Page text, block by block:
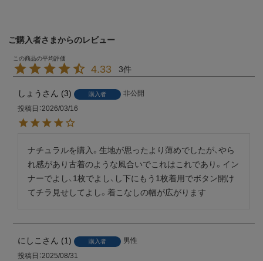
ご購入者さまからのレビュー
4.33 3
しょう 3 購入者
非公開
投稿日 2026/03/16
ナチュラルを購入。生地が思ったより薄めでしたが、やら
れ感があり古着のような風合いでこれはこれであり。イン
ナーでよし、1枚でよし、し下にもう1枚着用でボタン開け
てチラ見せしてよし。着こなしの幅が広がります
にしこ 1 購入者
男性
投稿日 2025/08/31